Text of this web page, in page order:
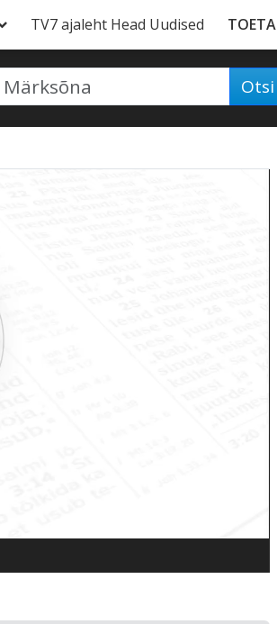
TV7 ajaleht Head Uudised TOETA
Otsi